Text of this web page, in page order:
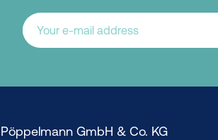
Pöppelmann GmbH & Co. KG